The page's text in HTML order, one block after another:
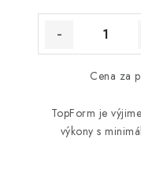
Cena za
TopForm je
výkony s